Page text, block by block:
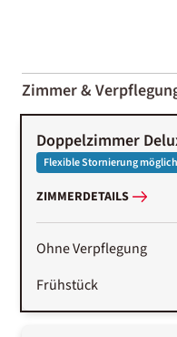
01-02
Zimmer &
Doppelzimmer
Flexible Stornierung möglich
ZIMMERDETAILS
Ohne Verpflegung
Frühstück